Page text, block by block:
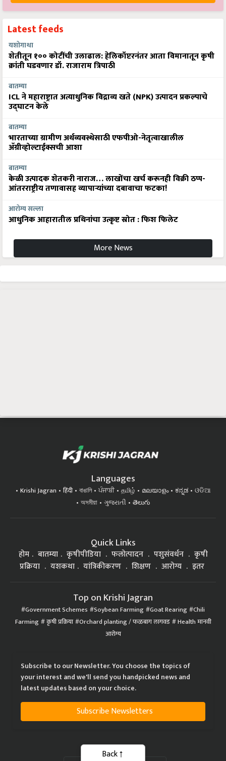
Latest feeds
यशोगाथा
शेतीतून १०० कोटींची उलाढाल: हेलिकॉप्टरनंतर आता विमानातून कृषी
क्रांती घडवणार डॉ. राजाराम त्रिपाठी
बातम्या
ICL ने महाराष्ट्रात अत्याधुनिक विद्राव्य खते (NPK) उत्पादन प्रकल्पाचे
उद्घाटन केले
बातम्या
भारताच्या ग्रामीण अर्थव्यवस्थेसाठी एफपीओ-नेतृत्वाखालील
अ‍ॅग्रीव्होल्टाईक्सची आशा
बातम्या
केळी उत्पादक शेतकरी नाराज… लाखोंचा खर्च करूनही विक्री ठप्प-
आंतरराष्ट्रीय तणावासह व्यापाऱ्यांच्या दबावाचा फटका!
आरोग्य सल्ला
आधुनिक आहारातील प्रथिनांचा उत्कृष्ट स्रोत : फिश फिलेट
More News
Languages
Krishi Jagran हिंदी বাঙালি ਪੰਜਾਬੀ தமிழ் മലയാളം ಕನ್ನಡ
ଓଡିଆ
অসমীয়া
ગુજરાતી తెలుగు
Quick Links
होम बातम्या कृषीपीडिया फलोत्पादन पशुसंवर्धन
कृषी
प्रक्रिया
यशकथा यांत्रिकीकरण शिक्षण आरोग्य इतर
Top on Krishi Jagran
Government Schemes Soybean Farming Goat Rearing Chili
Farming कृषी प्रक्रिया Orchard planting / फळबाग लागवड Health मानवी
आरोग्य
Subscribe to our Newsletter. You choose the topics of
your interest and we'll send you handpicked news and
latest updates based on your choice.
Subscribe Newsletters
Back